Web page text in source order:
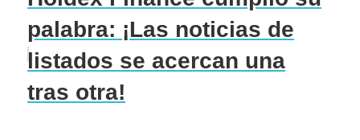
palabra: ¡Las noticias de
listados se acercan una
tras otra!